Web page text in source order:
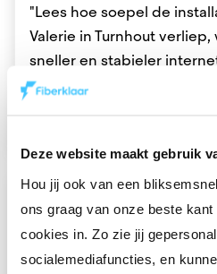
Deze website maakt gebruik
Hou jij ook van een
ons graag van onze beste
cookies in. Zo zie jij
socialemediafuncties, en
"Lees hoe soepel de
Valerie in Turnhout
sneller en stabieler
SYNDICI
“Het is niet de
jouw gebouw komt,